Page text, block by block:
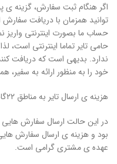
اگر هنگام ثبت سفارش، گزینه ی
توانید همزمان با دریافت سفارش
حساب ما بصورت اینترنتی
حامی تایر تماما اینترنتی است،
ندارد. بدیهی است که دریافت
خود را به منظور ارائه به سفیر،
هزینه ی ارسال تایر به مناطق ۲۲گانه ی تهران:
عهده ی مشتری گرامی است.